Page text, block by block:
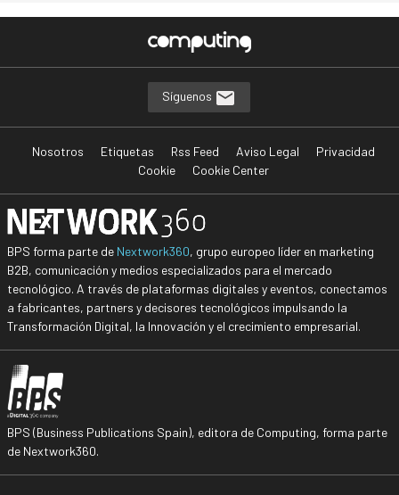
Síguenos
Nosotros Etiquetas Rss Feed Aviso Legal
Privacidad
Cookie
Cookie Center
BPS forma parte de Nextwork360, grupo europeo líder en marketing
B2B, comunicación y medios especializados para el mercado
tecnológico. A través de plataformas digitales y eventos, conectamos
a fabricantes, partners y decisores tecnológicos impulsando la
Transformación Digital, la Innovación y el crecimiento empresarial.
BPS (Business Publications Spain), editora de Computing, forma parte
de Nextwork360.